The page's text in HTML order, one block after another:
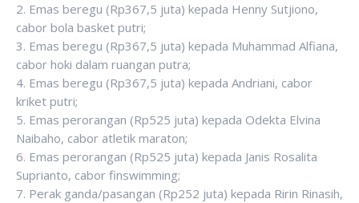
2. Emas beregu (Rp367,5 juta) kepada Henny Sutjiono,
cabor bola basket putri;
3. Emas beregu (Rp367,5 juta) kepada Muhammad Alfiana,
cabor hoki dalam ruangan putra;
4. Emas beregu (Rp367,5 juta) kepada Andriani, cabor
kriket putri;
5. Emas perorangan (Rp525 juta) kepada Odekta Elvina
Naibaho, cabor atletik maraton;
6. Emas perorangan (Rp525 juta) kepada Janis Rosalita
Suprianto, cabor finswimming;
7. Perak ganda/pasangan (Rp252 juta) kepada Ririn Rinasih,